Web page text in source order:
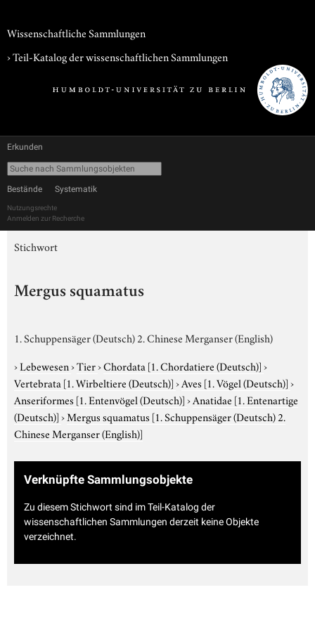
Wissenschaftliche Sammlungen
› Teil-Katalog der wissenschaftlichen Sammlungen
Erkunden
Bestände Systematik
Nutzungsrechte
Anmelden zur Recherche
Stichwort
Mergus squamatus
1. Schuppensäger (Deutsch) 2. Chinese Merganser (English)
›Lebewesen›Tier›Chordata [1. Chordatiere (Deutsch)]›
Vertebrata [1. Wirbeltiere (Deutsch)]›Aves [1. Vögel (Deutsch)]›
Anseriformes [1. Entenvögel (Deutsch)]›Anatidae [1. Entenartige
(Deutsch)]›Mergus squamatus [1. Schuppensäger (Deutsch) 2.
Chinese Merganser (English)]
Verknüpfte Sammlungsobjekte
Zu diesem Stichwort sind im Teil-Katalog der
wissenschaftlichen Sammlungen derzeit keine Objekte
verzeichnet.